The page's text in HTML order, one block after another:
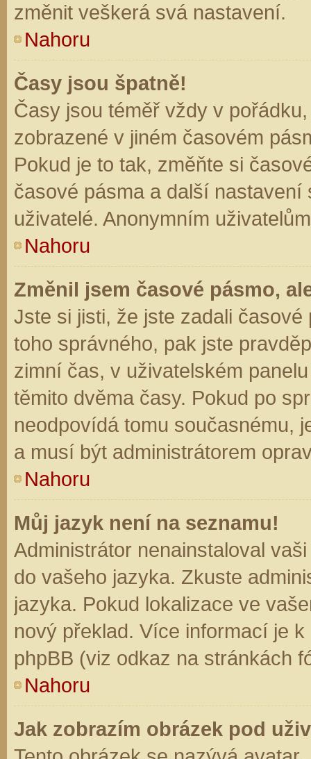
změnit veškerá svá nastavení.
Nahoru
Časy jsou špatně!
Časy jsou téměř vždy v
zobrazené v jiném časovém
Pokud je to tak, změňte si
časové pásma a další
uživatelé. Anonymním
Nahoru
Změnil jsem časové pásmo,
Jste si jisti, že jste zadali
toho správného, pak jste
zimní čas, v uživatelském
těmito dvěma časy. Pokud po
neodpovídá tomu současnému,
a musí být administrátorem
Nahoru
Můj jazyk není na seznamu!
Administrátor nenainstaloval
do vašeho jazyka. Zkuste
jazyka. Pokud lokalizace ve
nový překlad. Více informací je
phpBB (viz odkaz na stránkách
Nahoru
Jak zobrazím obrázek pod